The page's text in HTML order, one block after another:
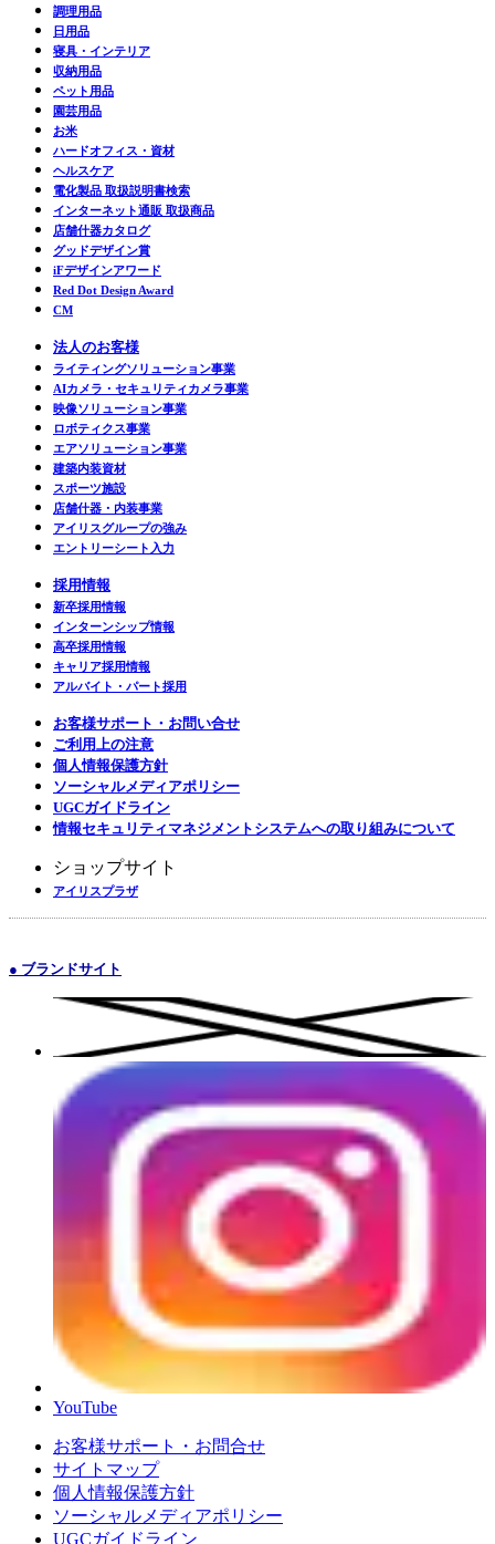
調理用品
日用品
寝具・インテリア
収納用品
ペット用品
園芸用品
お米
ハードオフィス・資材
ヘルスケア
電化製品 取扱説明書検索
インターネット通販 取扱商品
店舗什器カタログ
グッドデザイン賞
iFデザインアワード
Red Dot Design Award
CM
法人のお客様
ライティングソリューション事業
AIカメラ・セキュリティカメラ事業
映像ソリューション事業
ロボティクス事業
エアソリューション事業
建築内装資材
スポーツ施設
店舗什器・内装事業
アイリスグループの強み
エントリーシート入力
採用情報
新卒採用情報
インターンシップ情報
高卒採用情報
キャリア採用情報
アルバイト・パート採用
お客様サポート・お問い合せ
ご利用上の注意
個人情報保護方針
ソーシャルメディアポリシー
UGCガイドライン
情報セキュリティマネジメントシステムへの取り組みについて
ショップサイト
アイリスプラザ
● ブランドサイト
YouTube
お客様サポート・お問合せ
サイトマップ
個人情報保護方針
ソーシャルメディアポリシー
UGCガイドライン